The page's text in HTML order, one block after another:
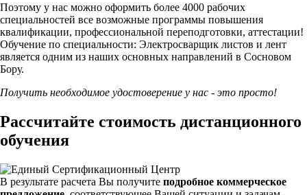
Поэтому у нас можно оформить более 4000 рабочих
специальностей все возможные программы повышения
квалификации, профессиональной переподготовки, аттестации!
Обучение по специальности: Электросварщик листов и лент
является одним из наших основных направлений в Сосновом
Бору.
Получить необходимое удостоверение у нас - это просто!
Рассчитайте стоимость дистанционного
обучения
В результате расчета Вы получите подробное коммерческое